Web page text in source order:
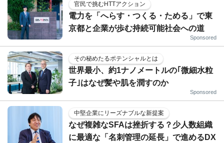
官民で挑むHTTアクション
電力を「へらす・つくる・ためる」で東
京都と企業が歩む持続可能社会への道
Sponsored
その秘めたるポテンシャルとは
世界最小、約1ナノメートルの｢微細水粒
子｣はなぜ髪や肌を潤すのか
Sponsored
中堅企業にリーズナブルな新提案
なぜ複雑なSFAは挫折する？少人数組織
に最適な「名刺管理の延長」で進めるDX